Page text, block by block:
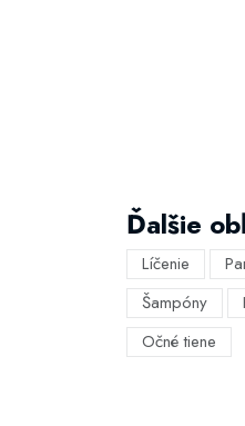
Ďalšie
Líčenie
Šampóny
Očné tiene